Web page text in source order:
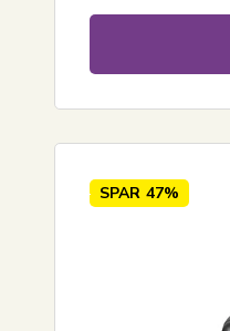
SPAR 47%